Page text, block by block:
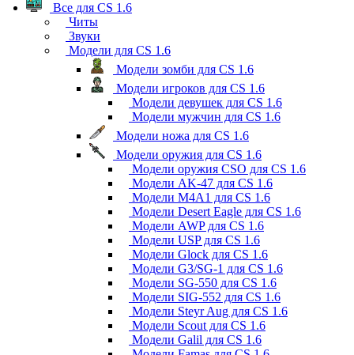
Все для CS 1.6
Читы
Звуки
Модели для CS 1.6
Модели зомби для CS 1.6
Модели игроков для CS 1.6
Модели девушек для CS 1.6
Модели мужчин для CS 1.6
Модели ножа для CS 1.6
Модели оружия для CS 1.6
Модели оружия CSO для CS 1.6
Модели AK-47 для CS 1.6
Модели M4A1 для CS 1.6
Модели Desert Eagle для CS 1.6
Модели AWP для CS 1.6
Модели USP для CS 1.6
Модели Glock для CS 1.6
Модели G3/SG-1 для CS 1.6
Модели SG-550 для CS 1.6
Модели SIG-552 для CS 1.6
Модели Steyr Aug для CS 1.6
Модели Scout для CS 1.6
Модели Galil для CS 1.6